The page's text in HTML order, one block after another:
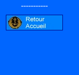
-----------